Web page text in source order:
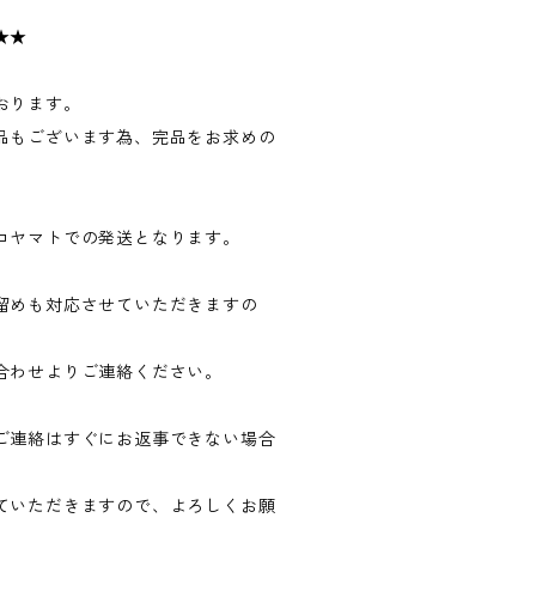
ます。
ございます為、完品をお求めの
マトでの発送となります。
めも対応させていただきますの
せよりご連絡ください。
連絡はすぐにお返事できない場合
いただきますので、よろしくお願